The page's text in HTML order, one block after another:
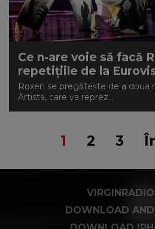
Ce n-are voie să facă
repetițiile de la
Roxen se pregătește de a doua
Artista, care va reprez...
1 2 3
DOWNLOAD